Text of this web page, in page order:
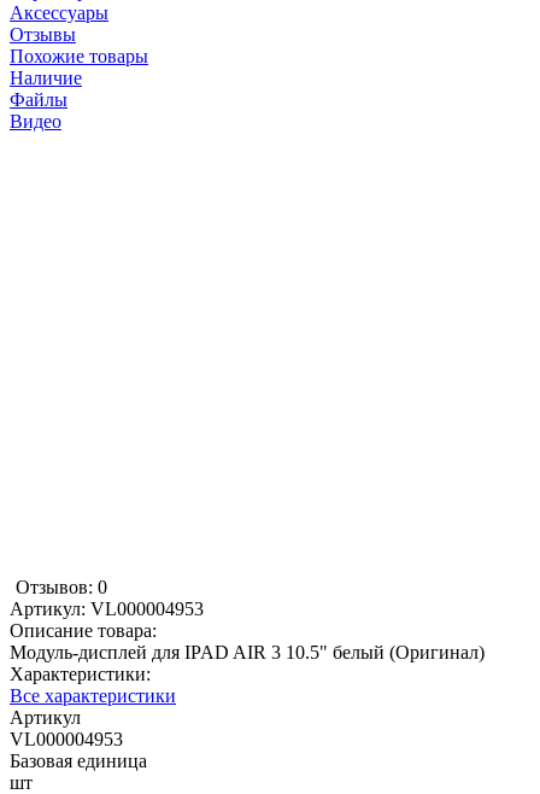
Аксессуары
Отзывы
Похожие товары
Наличие
Файлы
Видео
Отзывов: 0
Артикул: VL000004953
Описание товара:
Модуль-дисплей для IPAD AIR 3 10.5" белый (Оригинал)
Характеристики:
Все характеристики
Артикул
VL000004953
Базовая единица
шт